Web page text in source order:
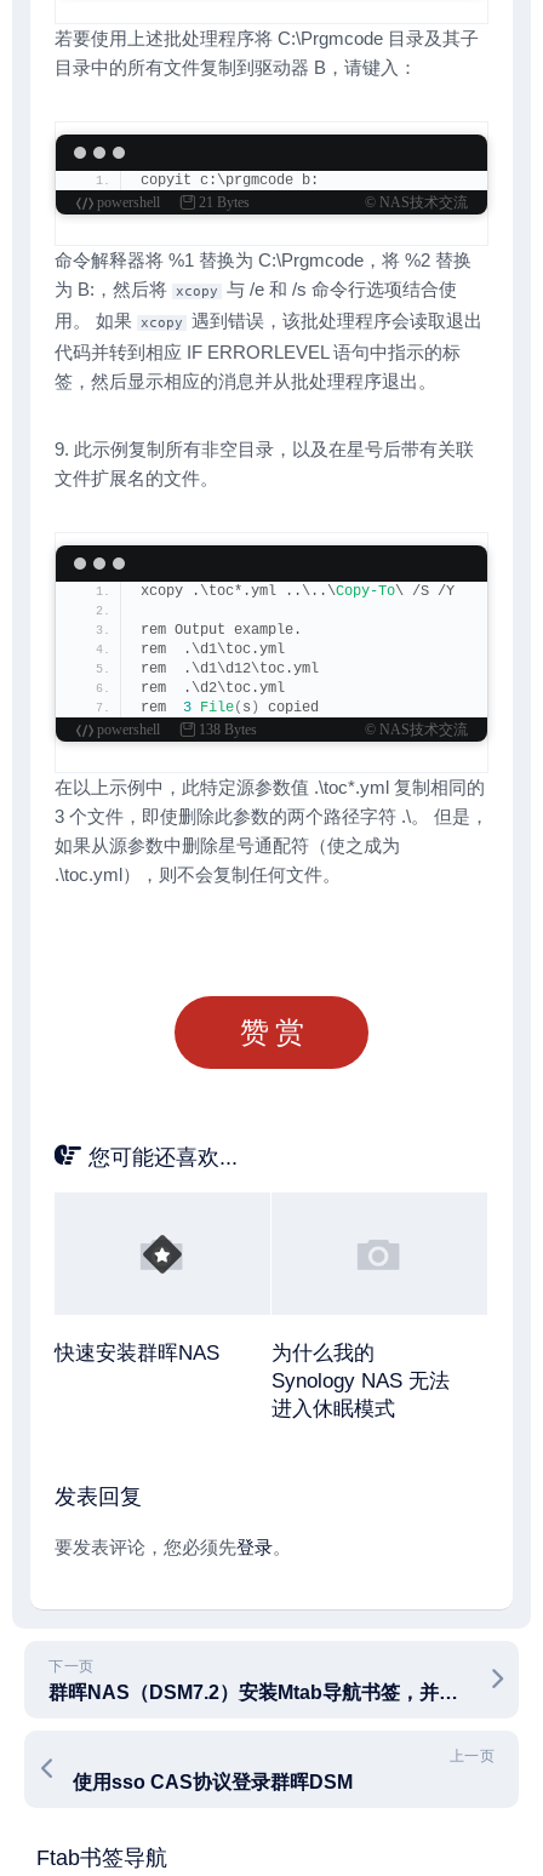
若要使用上述批处理程序将 C:\Prgmcode 目录及其子
目录中的所有文件复制到驱动器 B，请键入：
copyit c:\prgmcode b:
powershell
21 Bytes © NAS技术交流
命令解释器将 %1 替换为 C:\Prgmcode，将 %2 替换
为 B:，然后将 xcopy
与 /e 和 /s 命令行选项结合使
用。 如果 xcopy
遇到错误，该批处理程序会读取退出
代码并转到相应 IF ERRORLEVEL 语句中指示的标
签，然后显示相应的消息并从批处理程序退出。
9. 此示例复制所有非空目录，以及在星号后带有关联
文件扩展名的文件。
xcopy .\toc*.yml ..\..\Copy-To\ /S /Y
rem Output example.
rem  .\d1\toc.yml
rem  .\d1\d12\toc.yml
rem  .\d2\toc.yml
rem 3 File( s )
copied
powershell
138 Bytes © NAS技术交流
在以上示例中，此特定源参数值 .\toc*.yml 复制相同的
3 个文件，即使删除此参数的两个路径字符 .\。 但是，
如果从源参数中删除星号通配符（使之成为
.\toc.yml），则不会复制任何文件。
赞赏
您可能还喜欢...
快速安装群晖NAS
为什么我的
Synology NAS 无法
进入休眠模式
发表回复
要发表评论，您必须先登录。
下一页
群晖NAS（DSM7.2）安装Mtab导航书签，并设置伪静态规则
上一页
使用sso CAS协议登录群晖DSM
Ftab书签导航